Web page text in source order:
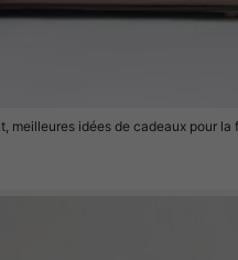
meilleures idées de cadeaux pour la